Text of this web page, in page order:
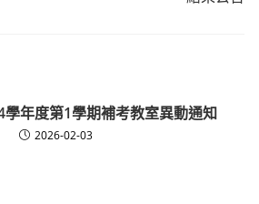
學年度第1學期補考教室異動通知
2026-02-03